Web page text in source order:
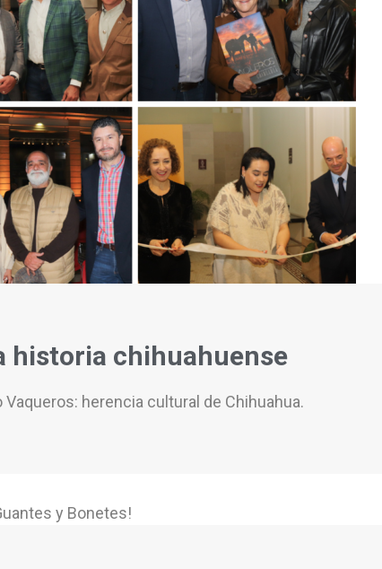
historia chihuahuense
herencia cultural de Chihuahua.